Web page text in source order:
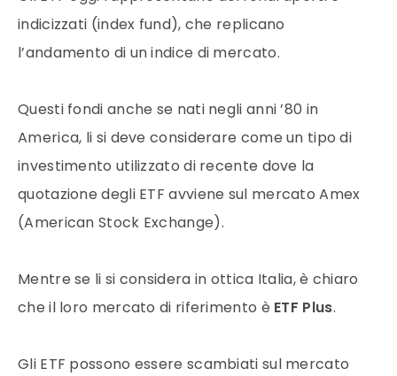
indicizzati (index fund), che replicano
l’andamento di un indice di mercato.
Questi fondi anche se nati negli anni ’80 in
America, li si deve considerare come un tipo di
investimento utilizzato di recente dove la
quotazione degli ETF avviene sul mercato Amex
(American Stock Exchange).
Mentre se li si considera in ottica Italia, è chiaro
che il loro mercato di riferimento è ETF Plus.
Gli ETF possono essere scambiati sul mercato